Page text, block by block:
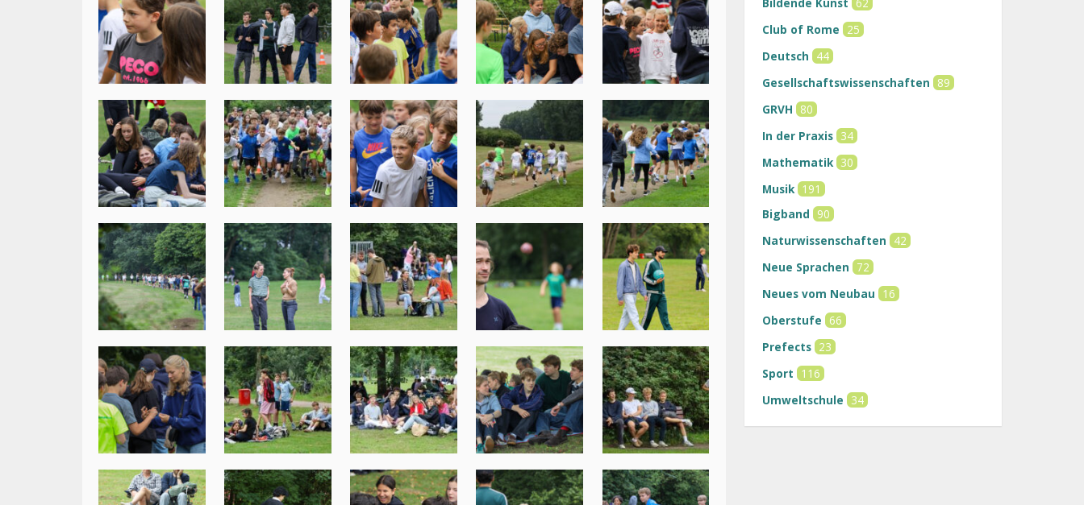
Club of Rome 25
Deutsch 44
Gesellschaftswissenschaften 89
GRVH 80
In der Praxis 34
Mathematik 30
Musik 191
Bigband 90
Naturwissenschaften 42
Neue Sprachen 72
Neues vom Neubau 16
Oberstufe 66
Prefects 23
Sport 116
Umweltschule 34